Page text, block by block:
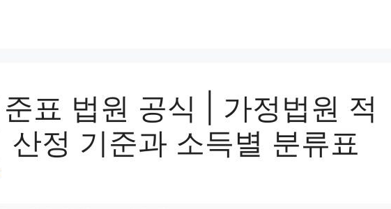
표 법원 공식 | 가정법원 적
산정 기준과 소득별 분류표